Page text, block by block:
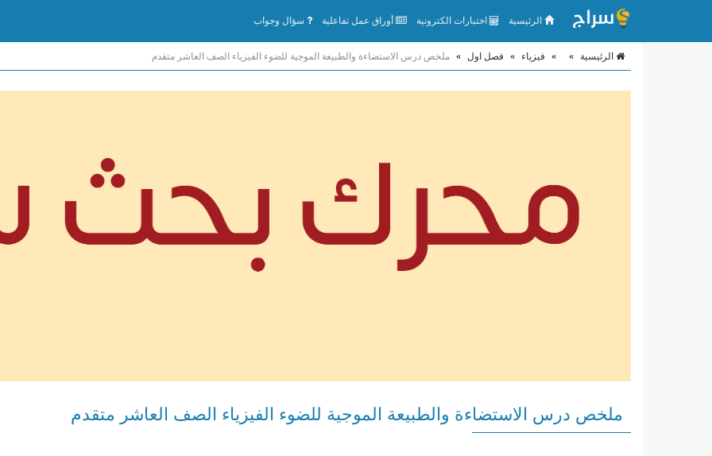
الرئيسية اختبارات الكترونية أوراق عمل تفاعلية سؤال وجواب
الرئيسية »
» فيزياء » فصل اول » ملخص درس الاستضاءة والطبیعة الموجیة للضوء الفيزياء الصف العاشر متقدم
ملخص درس الاستضاءة والطبیعة الموجیة للضوء الفيزياء الصف العاشر متقدم